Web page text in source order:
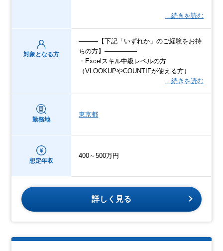
…続きを読む
対象となる方
―――【下記「いずれか」のご経験をお持
ちの方】―――――
・Excelスキル中級レベルの方
（VLOOKUPやCOUNTIFが使える方）
…続きを読む
勤務地
東京都
想定年収
400～500万円
詳しく見る